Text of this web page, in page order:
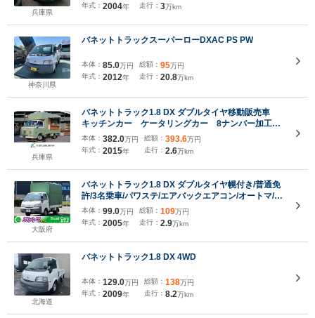
兵庫県
年式： 2004年
走行： 3万km
神奈川県
バネットトラックスーパーローDXAC PS PW
本体： 85.0万円
年式： 2012年
総額： 95万円
走行： 20.8万km
兵庫県
バネットトラック1.8 DX ダブルタイヤ移動販売車
キッチンカー ケータリングカー 8ナンバー加工
車 レイトバス仕様 2槽シンク ガス給湯器 冷凍
冷蔵庫 3口コンロ ガスフライヤー インバータ
ー サブバッテリー 換気扇 外部電源 5MT
本体： 382.0万円
年式： 2015年
総額： 393.6万円
走行： 2.6万km
大阪府
バネットトラック1.8 DX ダブルタイヤ幌付き/普通免
許/3名乗車/パワステ/エアバックエアコン/オートマ/コ
ラムシフト/荷台寸法 長さ274cm 幅159cm 高さ
192cm
本体： 99.0万円
年式： 2005年
総額： 109万円
走行： 2.9万km
北海道
バネットトラック1.8 DX 4WD
本体： 129.0万円
年式： 2009年
総額： 138万円
走行： 8.2万km